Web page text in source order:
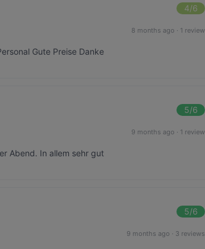
4/6
8 months ago · 1 review
Gute Preise Danke
5/6
9 months ago · 1 review
Abend. In allem sehr gut
5/6
9 months ago · 3 reviews